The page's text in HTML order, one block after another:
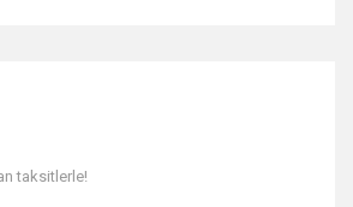
taksitlerle!